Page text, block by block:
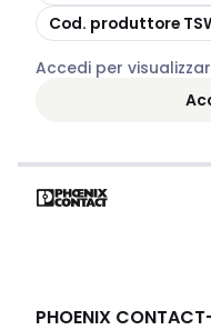
copia
Cod. produttore
Accedi per
PHOENIX CONTACT